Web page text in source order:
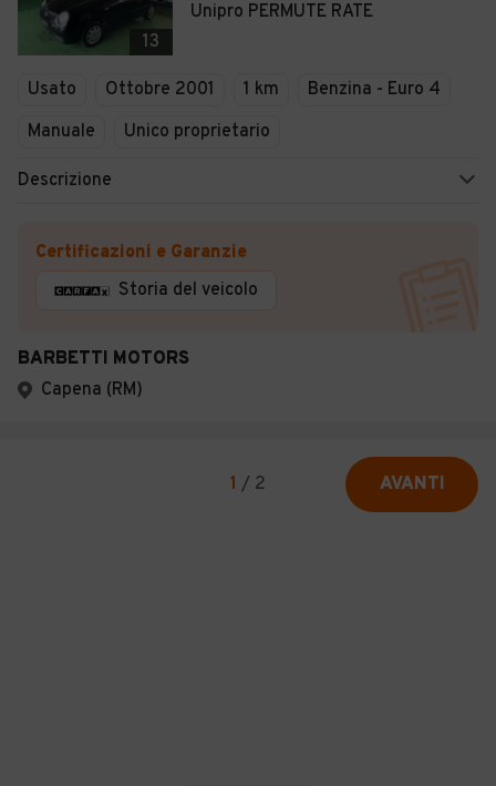
13
Unipro PERMUTE RATE
Usato Ottobre 2001 1 km
Benzina - Euro 4
Manuale
Unico proprietario
Descrizione
Certificazioni e Garanzie
Storia del veicolo
BARBETTI MOTORS
Capena (RM)
1 / 2 AVANTI